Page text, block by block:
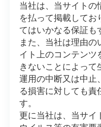
当社は、当サイトの
を払って掲載してお
てはいかなる保証も
また、当社は理由の
イト上のコンテンツ
きないことによって
運用の中断又は中止
る損害に対しても責
す。
更に当社は、当サイ